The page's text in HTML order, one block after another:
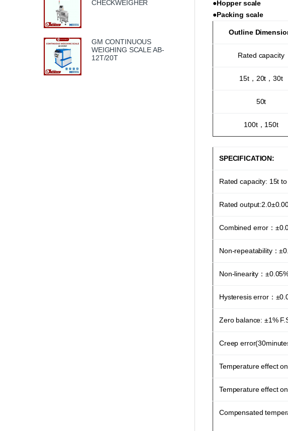
●Hopper scale
●Packing scale
Outline
Rated capacity
15t，20t，30t
50t
100t，150t
SPECIFICATION:
Rated capacity: 15t
Rated
Combined error：
Non-repeatability：
Non-linearity：
Hysteresis error：
Zero balance: ±1%
Creep
Temperature effect
Temperature effect
Compensated
CHECKWEIGHER
GM CONTINUOUS
WEIGHING SCALE AB-
12T/20T